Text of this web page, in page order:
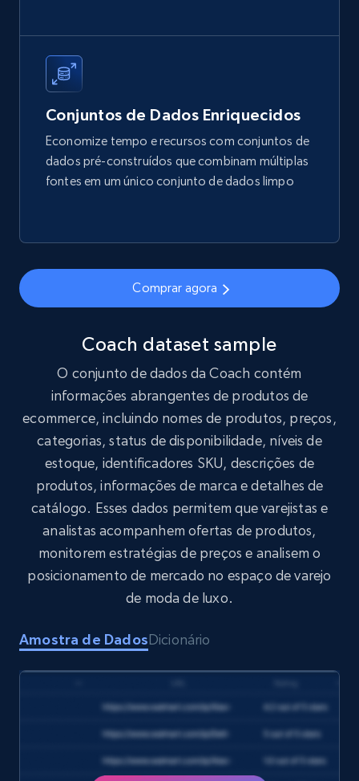
price, Final price, Final price high, Currency, and
more.
eCommerce
1.7K+ 254+ Buy Now
price, Currency, Sold, and more.
eCommerce
1.6K+ 181+ Buy Now
Target
URL, Product id, Title, Product description,
Rating, Reviews count, Initial price, Discount,
and more.
eCommerce
Amazon Walmart
amazon, Description amazon, Initial price
amazon, Currency amazon, Availability amazon,
Conjuntos de Dados Enriquecidos
Economize tempo e recursos com conjuntos de
dados pré-construídos que combinam múltiplas
fontes em um único conjunto de dados limpo
Comprar agora
Coach dataset sample
O conjunto de dados da Coach contém
informações abrangentes de produtos de
ecommerce, incluindo nomes de produtos, preços,
categorias, status de disponibilidade, níveis de
estoque, identificadores SKU, descrições de
produtos, informações de marca e detalhes de
catálogo. Esses dados permitem que varejistas e
analistas acompanhem ofertas de produtos,
monitorem estratégias de preços e analisem o
posicionamento de mercado no espaço de varejo
de moda de luxo.
Amostra de DadosDicionário